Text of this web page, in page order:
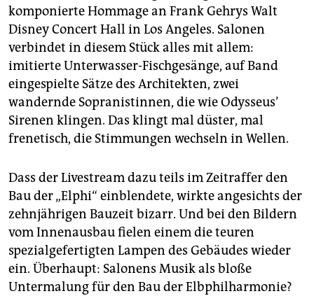
komponierte Hommage an Frank Gehrys Walt
Disney Concert Hall in Los Angeles. Salonen
verbindet in diesem Stück alles mit allem:
imitierte Unterwasser-Fischgesänge, auf Band
eingespielte Sätze des Architekten, zwei
wandernde Sopranistinnen, die wie Odysseus’
Sirenen klingen. Das klingt mal düster, mal
frenetisch, die Stimmungen wechseln in Wellen.
Dass der Livestream dazu teils im Zeit­raffer den
Bau der „Elphi“ einblendete, wirkte angesichts der
zehnjährigen Bauzeit bizarr. Und bei den Bildern
vom Innenausbau fielen einem die teuren
spezialgefertigten Lampen des Gebäudes wieder
ein. Überhaupt: Salonens Musik als bloße
Untermalung für den Bau der Elbphilharmonie?